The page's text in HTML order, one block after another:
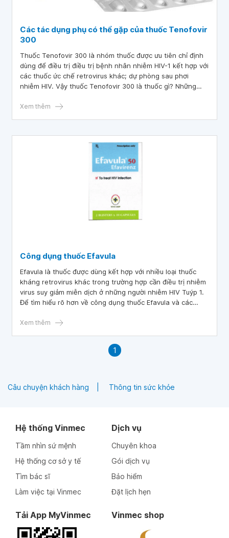
Các tác dụng phụ có thể gặp của thuốc Tenofovir
300
Thuốc Tenofovir 300 là nhóm thuốc được ưu tiên chỉ định
dùng để điều trị điều trị bệnh nhân nhiễm HIV-1 kết hợp với
các thuốc ức chế retrovirus khác; dự phòng sau phơi
nhiễm HIV. Vậy thuốc Tenofovir 300 là thuốc gì? Những
đây sẽ giúp bạn hiểu rõ hơn về những công dụng và tác
Xem thêm
Công dụng thuốc Efavula
Efavula là thuốc được dùng kết hợp với nhiều loại thuốc
kháng retrovirus khác trong trường hợp cần điều trị nhiễm
virus suy giảm miễn dịch ở những người nhiễm HIV Tuýp 1.
Để tìm hiểu rõ hơn về công dụng thuốc Efavula và các
viết sau.
Xem thêm
1
Câu chuyện khách hàng Thông tin sức khỏe
Hệ thống Vinmec
Tầm nhìn sứ mệnh
Hệ thống cơ sở y tế
Tìm bác sĩ
Làm việc tại Vinmec
Dịch vụ
Chuyên khoa
Gói dịch vụ
Bảo hiểm
Đặt lịch hẹn
Tải App MyVinmec Vinmec shop